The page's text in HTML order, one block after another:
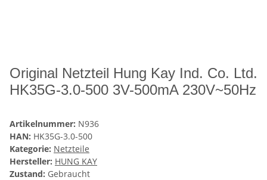
Original Netzteil Hung Kay Ind. Co. Ltd.
HK35G-3.0-500 3V-500mA 230V~50Hz
Artikelnummer: N936
HAN: HK35G-3.0-500
Kategorie: Netzteile
Hersteller: HUNG KAY
Zustand: Gebraucht